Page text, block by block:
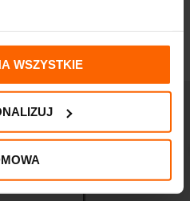
WSZYSTKIE